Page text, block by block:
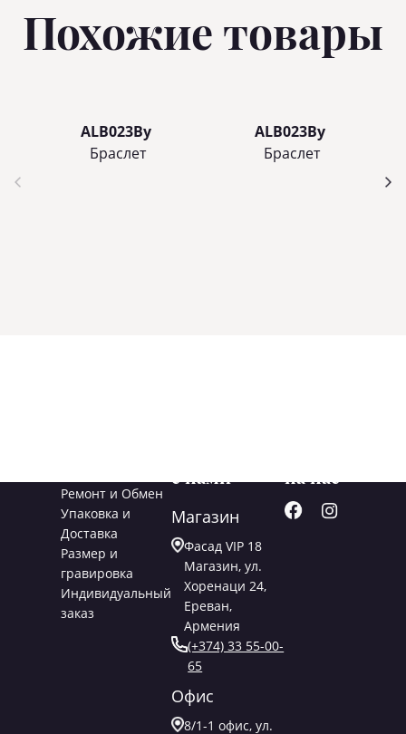
Похожие товары
ALB023By
Браслет
ALB023By
Браслет
Ремонт и Обмен
Упаковка и
Доставка
Размер и
гравировка
Индивидуальный
заказ
с нами
Магазин
Фасад VIP 18
Магазин, ул.
Хоренаци 24,
Ереван,
Армения
(+374) 33 55-00-
65
Офис
8/1-1 офис, ул.
на нас